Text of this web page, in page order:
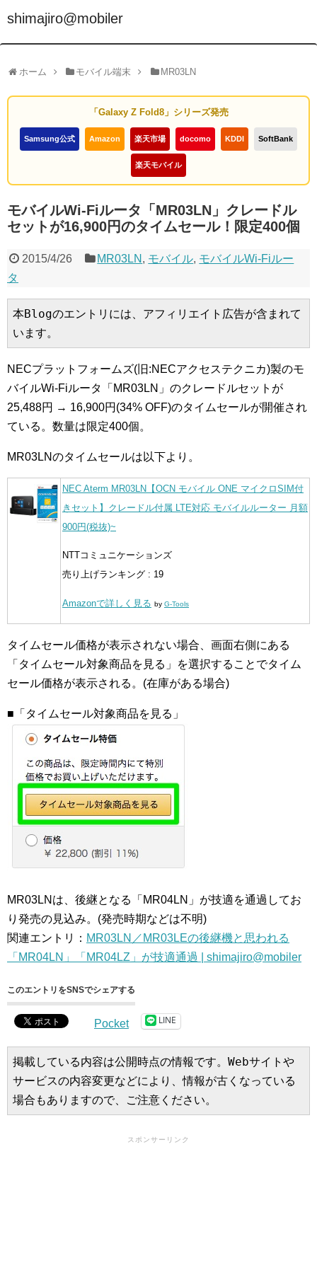
shimajiro@mobiler
ホーム モバイル端末 MR03LN
「Galaxy Z Fold8」シリーズ発売
Samsung公式 Amazon 楽天市場 docomo KDDI SoftBank
楽天モバイル
モバイルWi-Fiルータ「MR03LN」クレードル
セットが16,900円のタイムセール！限定400個
2015/4/26 MR03LN , モバイル, モバイルWi-Fiルー
タ
本Blogのエントリには、アフィリエイト広告が含まれて
います。
NECプラットフォームズ(旧:NECアクセステクニカ)製のモ
バイルWi-Fiルータ「MR03LN」のクレードルセットが
25,488円 → 16,900円(34% OFF)のタイムセールが開催され
ている。数量は限定400個。
MR03LNのタイムセールは以下より。
NEC Aterm MR03LN【OCN モバイル ONE マイクロSIM付
きセット】クレードル付属 LTE対応 モバイルルーター 月額
900円(税抜)~
NTTコミュニケーションズ
売り上げランキング : 19
Amazonで詳しく見る by G-Tools
タイムセール価格が表示されない場合、画面右側にある
「タイムセール対象商品を見る」を選択することでタイム
セール価格が表示される。(在庫がある場合)
■「タイムセール対象商品を見る」
MR03LNは、後継となる「MR04LN」が技適を通過してお
り発売の見込み。(発売時期などは不明)
関連エントリ： MR03LN／MR03LEの後継機と思われる
「MR04LN」「MR04LZ」が技適通過 | shimajiro@mobiler
このエントリをSNSでシェアする
Pocket LINE
掲載している内容は公開時点の情報です。Webサイトや
サービスの内容変更などにより、情報が古くなっている
場合もありますので、ご注意ください。
スポンサーリンク